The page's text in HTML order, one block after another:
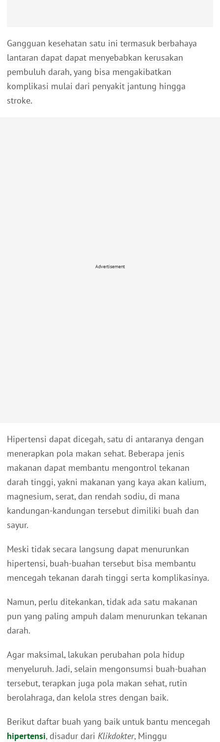
Gangguan kesehatan satu ini termasuk berbahaya
lantaran dapat dapat menyebabkan kerusakan
pembuluh darah, yang bisa mengakibatkan
komplikasi mulai dari penyakit jantung hingga
stroke.
Advertisement
Hipertensi dapat dicegah, satu di antaranya dengan
menerapkan pola makan sehat. Beberapa jenis
makanan dapat membantu mengontrol tekanan
darah tinggi, yakni makanan yang kaya akan kalium,
magnesium, serat, dan rendah sodiu, di mana
kandungan-kandungan tersebut dimiliki buah dan
sayur.
Meski tidak secara langsung dapat menurunkan
hipertensi, buah-buahan tersebut bisa membantu
mencegah tekanan darah tinggi serta komplikasinya.
Namun, perlu ditekankan, tidak ada satu makanan
pun yang paling ampuh dalam menurunkan tekanan
darah.
Agar maksimal, lakukan perubahan pola hidup
menyeluruh. Jadi, selain mengonsumsi buah-buahan
tersebut, terapkan juga pola makan sehat, rutin
berolahraga, dan kelola stres dengan baik.
Berikut daftar buah yang baik untuk bantu mencegah
hipertensi, disadur dari Klikdokter, Minggu